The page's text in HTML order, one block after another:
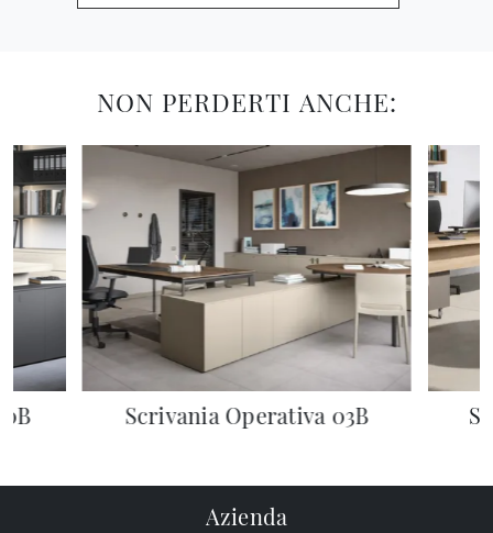
NON PERDERTI ANCHE:
Scrivania Operativa 03B
Azienda